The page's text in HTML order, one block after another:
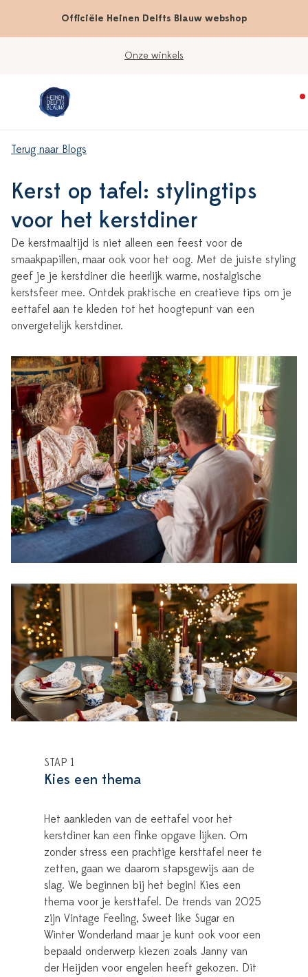
Officiële Heinen Delfts Blauw webshop
Onze winkels
Terug naar Blogs
Kerst op tafel: stylingtips
voor het kerstdiner
De kerstmaaltijd is niet alleen een feest voor de
smaakpapillen, maar ook voor het oog. Met de juiste styling
geef je je kerstdiner die heerlijk warme, nostalgische
kerstsfeer mee. Ontdek praktische en creatieve tips om je
eettafel aan te kleden tot het hoogtepunt van een
onvergetelijk kerstdiner.
STAP 1
Kies een thema
Het aankleden van de eettafel voor het
kerstdiner kan een flinke opgave lijken. Om
zonder stress een prachtige kersttafel neer te
zetten, gaan we daarom stapsgewijs aan de
slag. We beginnen bij het begin! Kies een
thema voor je kersttafel. De trends van 2025
zijn Vintage Feeling, Sweet like Sugar en
Winter Wonderland maar je kunt ook voor een
bepaald onderwerp kiezen zoals Janny van
der Heijden voor engelen heeft gekozen. Dit